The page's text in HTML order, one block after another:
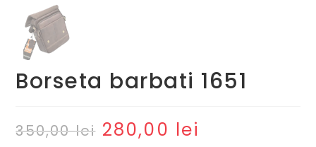
Borseta barbati 1651
350,00lei Prețul
inițial
280,00 lei